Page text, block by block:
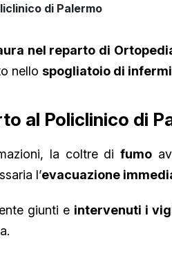
di Palermo
nel reparto di
nello spogliatoio di
al Policlinico di
la coltre difumo
l’evacuazione
giunti e intervenuti i